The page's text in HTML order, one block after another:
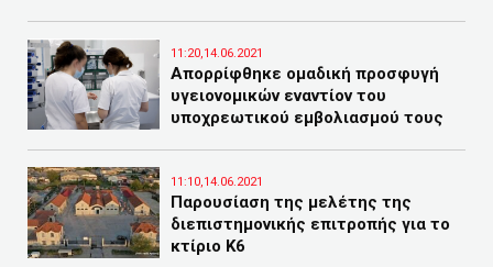
11:20,14.06.2021
Απορρίφθηκε ομαδική προσφυγή
υγειονομικών εναντίον του
υποχρεωτικού εμβολιασμού τους
11:10,14.06.2021
Παρουσίαση της μελέτης της
διεπιστημονικής επιτροπής για το
κτίριο Κ6